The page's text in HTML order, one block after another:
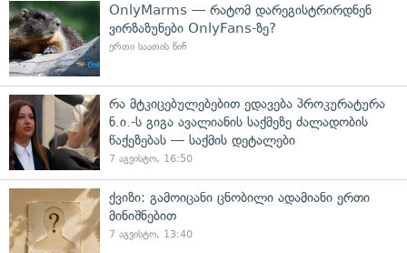
OnlyMarms — რატომ დარეგისტრირდნენ
ვირზაზუნები OnlyFans-ზე?
ერთი საათის წინ
რა მტკიცებულებებით ედავება პროკურატურა
ნ.ი.-ს გიგა ავალიანის საქმეზე ძალადობის
წაქეზებას — საქმის დეტალები
7 აგვისტო, 16:50
ქვიზი: გამოიცანი ცნობილი ადამიანი ერთი
მინიშნებით
7 აგვისტო, 13:40